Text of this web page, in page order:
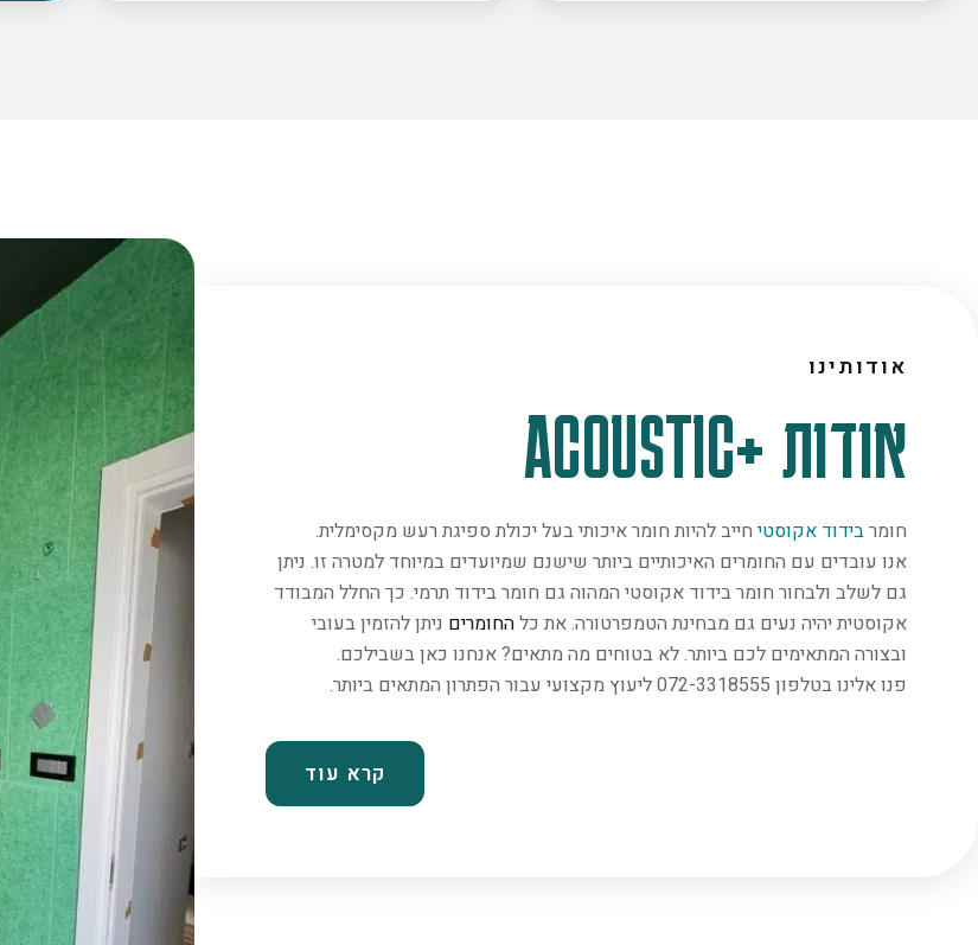
אודותינו
אודות +ACOUSTIC
חומרבידוד אקוסטי חייב להיות חומר איכותי בעל יכולת ספיגת רעש מקסימלית.
אנו עובדים עם החומרים האיכותיים ביותר שישנם שמיועדים במיוחד למטרה זו. ניתן
גם לשלב ולבחור חומר בידוד אקוסטי המהוה גם חומר בידוד תרמי. כך החלל המבודד
אקוסטית יהיה נעים גם מבחינת הטמפרטורה. את כלהחומרים ניתן להזמין בעובי
ובצורה המתאימים לכם ביותר. לא בטוחים מה מתאים? אנחנו כאן בשבילכם.
פנו אלינו בטלפון 072-3318555 ליעוץ מקצועי עבור הפתרון המתאים ביותר.
קרא עוד